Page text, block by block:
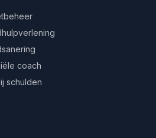
coach
schulden